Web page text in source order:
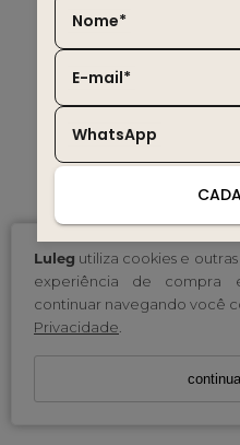
Luleg utiliza cookies e
experiência de compra
continuar navegando você
Privacidade
Nome*
E-mail*
WhatsApp